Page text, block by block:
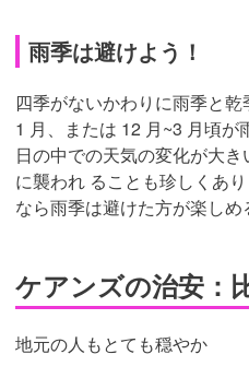
雨季は避けよう！
四季がないかわりに雨季と
1 月、または 12 月~3 月頃
日の中での天気の変化が大
に襲われ ることも珍しくあ
なら雨季は避けた方が楽しめ
ケアンズの治安：
地元の人もとても穏やか